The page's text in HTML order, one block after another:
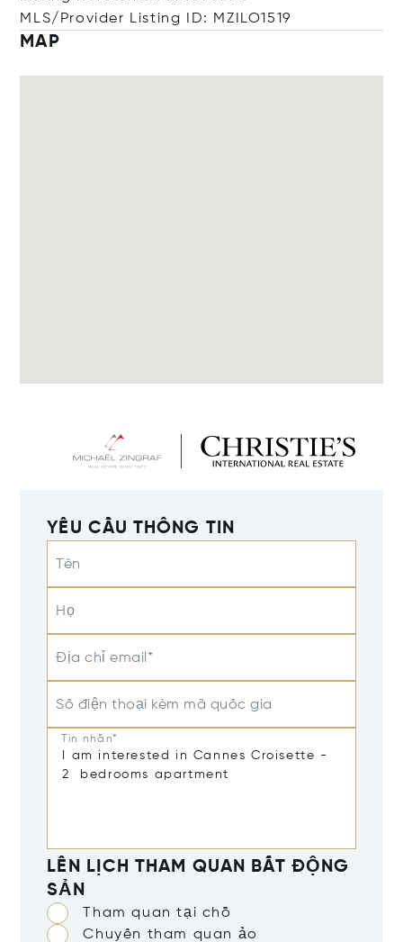
MLS/Provider Listing ID: MZILO1519
MAP
YÊU CẦU THÔNG TIN
Tên
Họ
Địa chỉ email*
Số điện thoại kèm mã quốc gia
Tin nhắn*
LÊN LỊCH THAM QUAN BẤT ĐỘNG
SẢN
Tham quan tại chỗ
Chuyến tham quan ảo